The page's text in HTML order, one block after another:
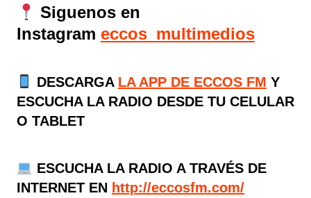
Siguenos en
Instagram eccos_multimedios
DESCARGA LA APP DE ECCOS FM Y
ESCUCHA LA RADIO DESDE TU CELULAR
O TABLET
ESCUCHA LA RADIO A TRAVÉS DE
INTERNET EN http://eccosfm.com/